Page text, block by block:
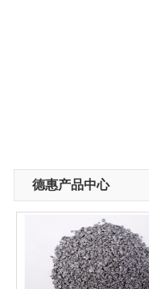
德惠产品中心